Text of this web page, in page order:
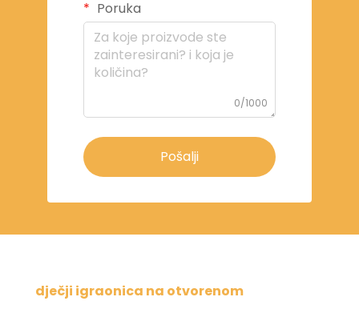
Poruka
0/1000
Pošalji
dječji igraonica na otvorenom